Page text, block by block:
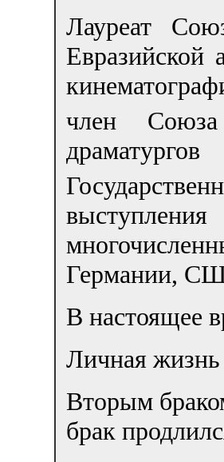
Лауреат
Евразийской
член
Германии,
В настоящее
Личная жизнь
Вторым
брак